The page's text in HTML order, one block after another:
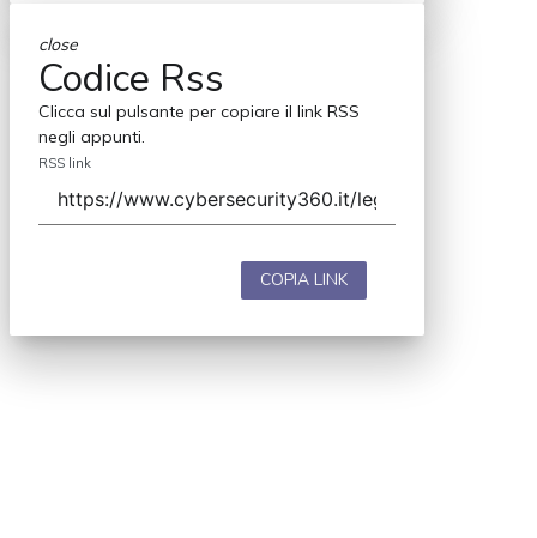
close
Codice Rss
Clicca sul pulsante per copiare il link RSS
negli appunti.
RSS link
COPIA LINK